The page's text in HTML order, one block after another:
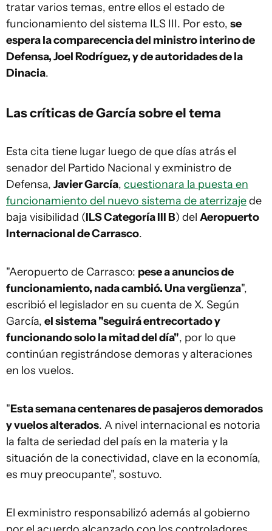
tratar varios temas, entre ellos el estado de
funcionamiento del sistema ILS III. Por esto, se
espera la comparecencia del ministro interino de
Defensa, Joel Rodríguez, y de autoridades de la
Dinacia.
Las críticas de García sobre el tema
Esta cita tiene lugar luego de que días atrás el
senador del Partido Nacional y exministro de
Defensa, Javier García, cuestionara la puesta en
funcionamiento del nuevo sistema de aterrizajede
baja visibilidad (ILS Categoría III B) del Aeropuerto
Internacional de Carrasco.
"Aeropuerto de Carrasco: pese a anuncios de
funcionamiento, nada cambió. Una vergüenza",
escribió el legislador en su cuenta de X. Según
García, el sistema "seguirá entrecortado y
funcionando solo la mitad del día", por lo que
continúan registrándose demoras y alteraciones
en los vuelos.
"Esta semana centenares de pasajeros demorados
y vuelos alterados. A nivel internacional es notoria
la falta de seriedad del país en la materia y la
situación de la conectividad, clave en la economía,
es muy preocupante", sostuvo.
El exministro responsabilizó además al gobierno